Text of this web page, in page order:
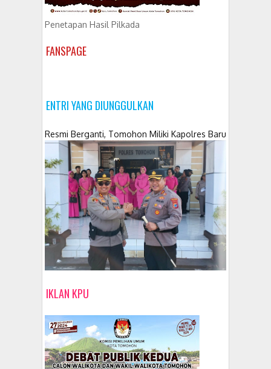
Penetapan Hasil Pilkada
FANSPAGE
ENTRI YANG DIUNGGULKAN
Resmi Berganti, Tomohon Miliki Kapolres Baru
IKLAN KPU